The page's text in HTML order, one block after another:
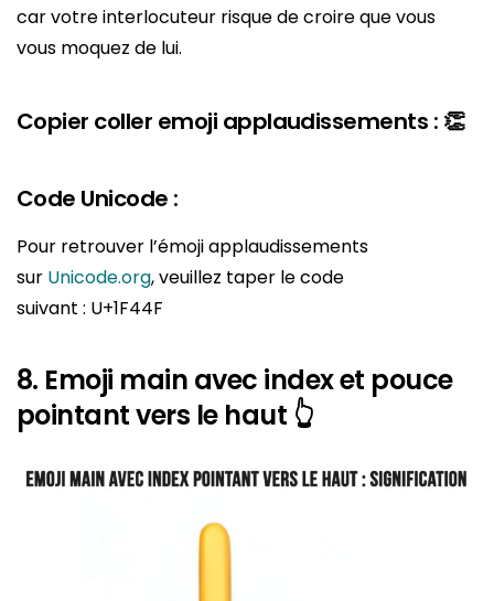
car votre interlocuteur risque de croire que vous
vous moquez de lui.
Copier coller emoji applaudissements : 👏
Code Unicode :
Pour retrouver l’émoji applaudissements
sur Unicode.org, veuillez taper le code
suivant : U+1F44F
8. Emoji main avec index et pouce
pointant vers le haut 👆